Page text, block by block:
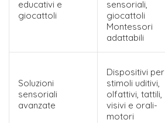
educativi e
giocattoli
sensoriali,
giocattoli
Montessori
adattabili
Soluzioni
sensoriali
avanzate
Dispositivi per
stimoli uditivi,
olfattivi, tattili,
visivi e orali-
motori